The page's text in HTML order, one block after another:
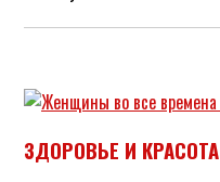
ЗДОРОВЬЕ И КРАСОТА